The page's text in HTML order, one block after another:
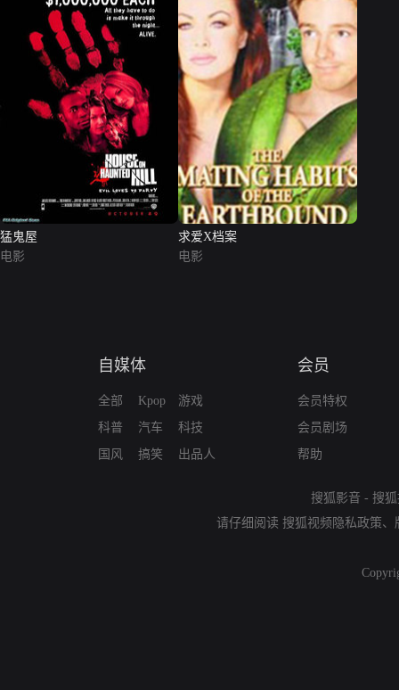
猛鬼屋
电影
求爱X档案
电影
自媒体
全部
科普
国风
Kpop
汽车
搞笑
游戏
科技
出品人
会员
会员特权
会员剧场
帮助
搜狐影音 - 搜
请仔细阅读 搜狐视频隐私政策、